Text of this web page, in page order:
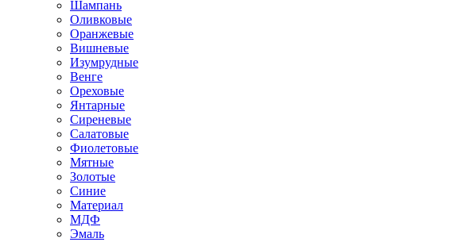
Шампань
Оливковые
Оранжевые
Вишневые
Изумрудные
Венге
Ореховые
Янтарные
Сиреневые
Салатовые
Фиолетовые
Мятные
Золотые
Синие
Материал
МДФ
Эмаль